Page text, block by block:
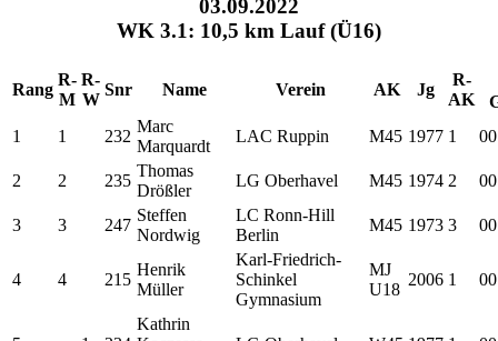
03.09.2022
WK 3.1: 10,5 km Lauf (Ü16)
Rang
R-
M
R-
W
Snr Name Verein AK Jg
R-
AK
1
1 232
Marc
Marquardt
LAC Ruppin M45 1977 1
2 2 235
Thomas
Drößler
LG Oberhavel M45 1974 2
3 3 247
Steffen
Nordwig
LC Ronn-Hill
Berlin
M45 1973 3
4 4 215
Henrik
Müller
Karl-Friedrich-
Schinkel
Gymnasium
MJ
U18
2006 1
Kathrin